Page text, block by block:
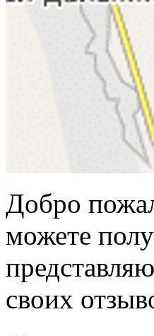
Добро
можете
своих